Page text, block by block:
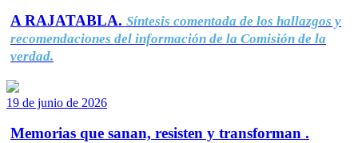
A RAJATABLA. Síntesis comentada de los hallazgos y
recomendaciones del información de la Comisión de la
verdad.
19 de junio de 2026
Memorias que sanan, resisten y transforman .